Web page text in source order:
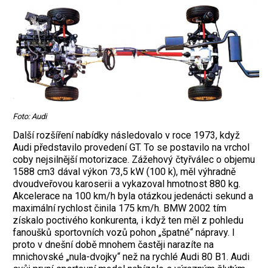
Foto: Audi
Další rozšíření nabídky následovalo v roce 1973, když
Audi představilo provedení GT. To se postavilo na vrchol
coby nejsilnější motorizace. Zážehový čtyřválec o objemu
1588 cm3 dával výkon 73,5 kW (100 k), měl výhradně
dvoudveřovou karoserii a vykazoval hmotnost 880 kg.
Akcelerace na 100 km/h byla otázkou jedenácti sekund a
maximální rychlost činila 175 km/h. BMW 2002 tím
získalo poctivého konkurenta, i když ten měl z pohledu
fanoušků sportovních vozů pohon „špatné“ nápravy. I
proto v dnešní době mnohem častěji narazíte na
mnichovské „nula-dvojky“ než na rychlé Audi 80 B1. Audi